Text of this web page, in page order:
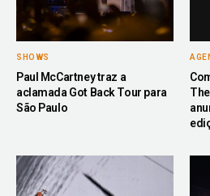
SHOWS
Paul McCartney traz a
aclamada Got Back Tour para
São Paulo